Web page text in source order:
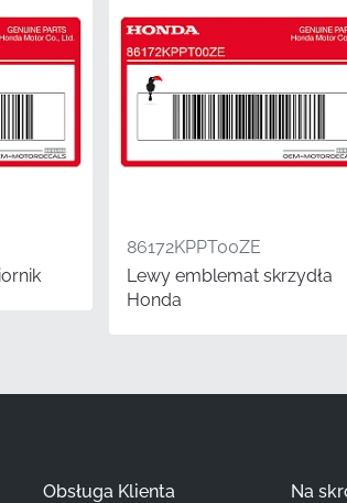
86643KPPT30ZA
Honda
Naklejka
CBR125R, liczy się każdy
naklejki OEM to najszybszy i
86172KPPT00ZE
Lewy emblemat skrzydła
Honda
Obsługa Klienta Na